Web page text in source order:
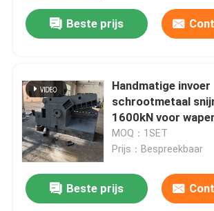
Beste prijs
Handmatige invoer
schrootmetaal
1600kN voor
aluminium profielen
MOQ：1SET
Prijs：Bespreekbaar
Beste prijs